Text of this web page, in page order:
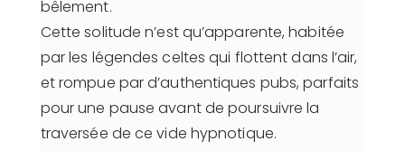
bêlement.
Cette solitude n’est qu’apparente, habitée
par les légendes celtes qui flottent dans l’air,
et rompue par d’authentiques pubs, parfaits
pour une pause avant de poursuivre la
traversée de ce vide hypnotique.